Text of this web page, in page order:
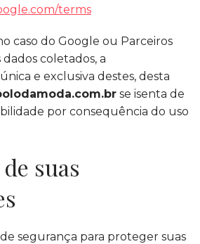
terms
caso do Google ou Parceiros
coletados, a
e exclusiva destes, desta
se isenta de
por consequência do uso
suas
segurança para proteger suas